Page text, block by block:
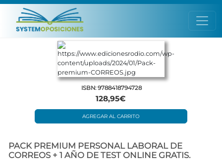
ISBN: 9788418794728
128,95€
AGREGAR AL CARRITO
PACK PREMIUM PERSONAL LABORAL DE
CORREOS + 1 AÑO DE TEST ONLINE GRATIS.